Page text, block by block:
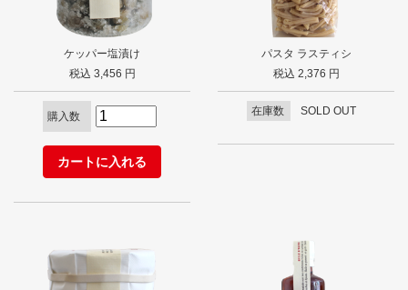
ケッパー塩漬け
税込 3,456 円
購入数
パスタ ラスティシ
税込 2,376 円
在庫数 SOLD OUT